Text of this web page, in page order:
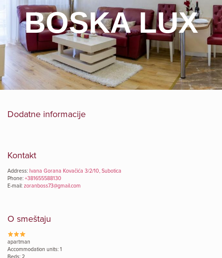
BOSKA LUX
Dodatne informacije
Kontakt
Address: Ivana Gorana Kovačića 3/2/10, Subotica
Phone: +381655588130
E-mail: zoranboss73@gmail.com
O smeštaju
apartman
Accommodation units: 1